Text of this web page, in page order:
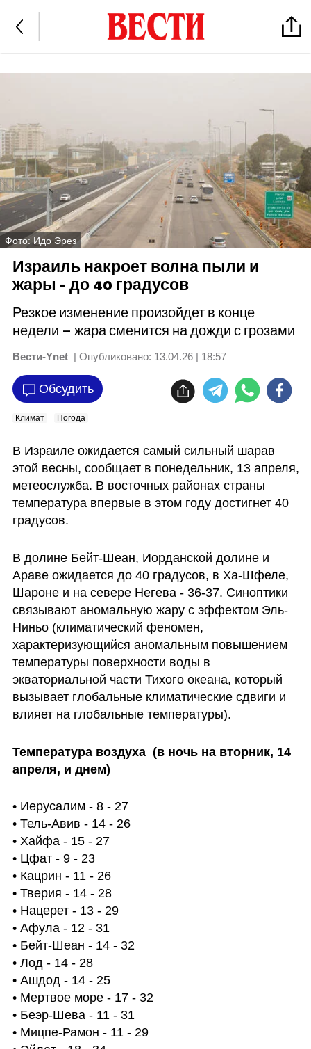
Фото: Идо Эрез
Израиль накроет волна пыли и
жары - до 40 градусов
Резкое изменение произойдет в конце
недели – жара сменится на дожди с грозами
Вести-Ynet | Опубликовано: 13.04.26 | 18:57
Обсудить
Климат Погода
В Израиле ожидается самый сильный шарав
этой весны, сообщает в понедельник, 13 апреля,
метеослужба. В восточных районах страны
температура впервые в этом году достигнет 40
градусов.
В долине Бейт-Шеан, Иорданской долине и
Араве ожидается до 40 градусов, в Ха-Шфеле,
Шароне и на севере Негева - 36-37. Синоптики
связывают аномальную жару с эффектом Эль-
Ниньо (климатический феномен,
характеризующийся аномальным повышением
температуры поверхности воды в
экваториальной части Тихого океана, который
вызывает глобальные климатические сдвиги и
влияет на глобальные температуры).
Температура воздуха  (в ночь на вторник, 14
апреля, и днем)
• Иерусалим - 8 - 27
• Тель-Авив - 14 - 26
• Хайфа - 15 - 27
• Цфат - 9 - 23
• Кацрин - 11 - 26
• Тверия - 14 - 28
• Нацерет - 13 - 29
• Афула - 12 - 31
• Бейт-Шеан - 14 - 32
• Лод - 14 - 28
• Ашдод - 14 - 25
• Мертвое море - 17 - 32
• Беэр-Шева - 11 - 31
• Мицпе-Рамон - 11 - 29